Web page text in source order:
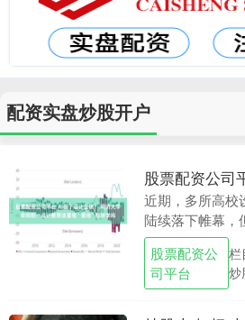
配资实盘炒股开户
近期，多所高校
陆续落下帷幕，
味越来越浓”的
吐槽：AI提示词
量用A....
股票配资公
司平台
栏
炒